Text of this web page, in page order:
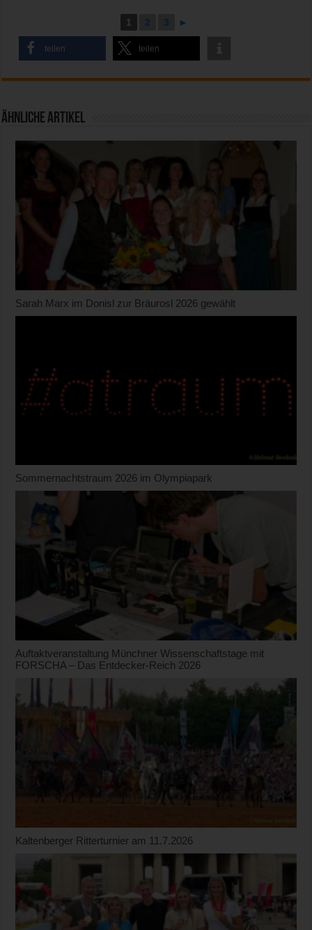
1 2 3 ►
teilen teilen
Ähnliche Artikel
Sarah Marx im Donisl zur Bräurosl 2026 gewählt
Sommernachtstraum 2026 im Olympiapark
Auftaktveranstaltung Münchner Wissenschaftstage mit
FORSCHA – Das Entdecker-Reich 2026
Kaltenberger Ritterturnier am 11.7.2026